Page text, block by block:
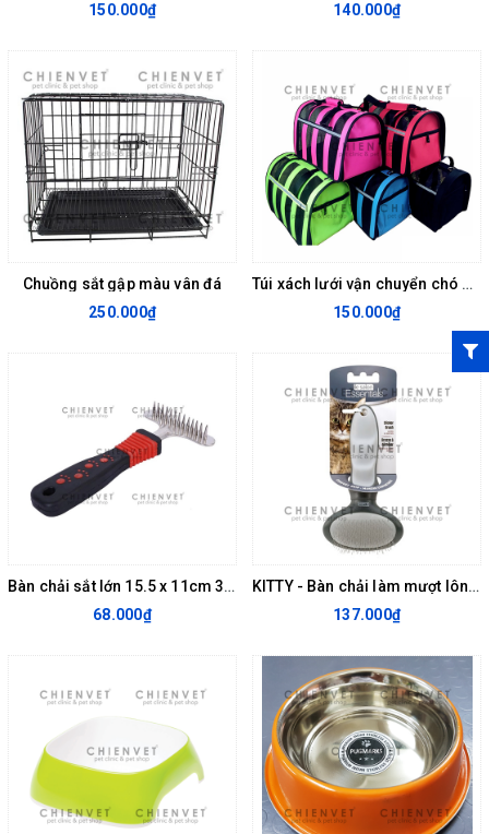
150.000₫
140.000₫
Chuồng sắt gập màu vân đá
250.000₫
Túi xách lưới vận chuyển chó mèo
150.000₫
Bàn chải sắt lớn 15.5 x 11cm 305006
68.000₫
KITTY - Bàn chải làm mượt lông 305068
137.000₫